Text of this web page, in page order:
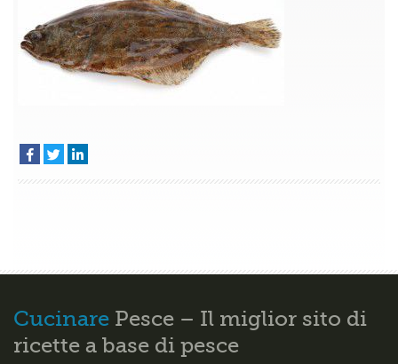
Cucinare Pesce – Il miglior sito di
ricette a base di pesce